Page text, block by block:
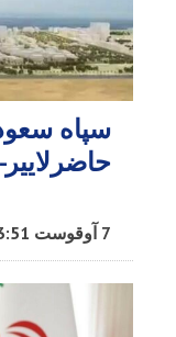
سپاه
7 آوقوست 13:51